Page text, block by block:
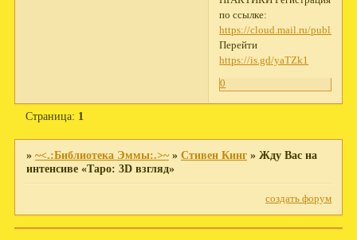
по ссылке:
https://cloud.mail.ru/public/
Перейти
https://is.gd/yaTZk1
0
Страница: 1
» ~<.:Библиотека Эммы:.>~ » Стивен Кинг » Жду Вас на
интенсиве «Таро: 3D взгляд»
создать форум